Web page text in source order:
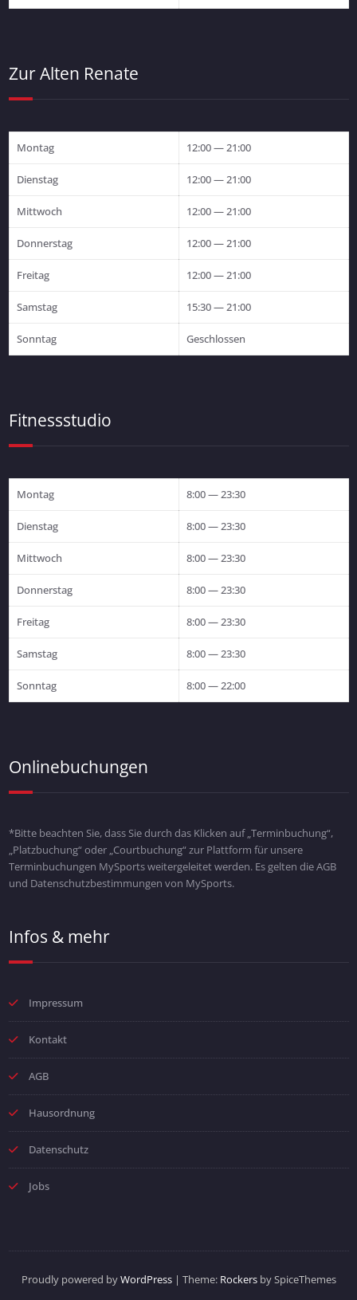
Zur Alten Renate
Montag 12:00 — 21:00
Dienstag 12:00 — 21:00
Mittwoch 12:00 — 21:00
Donnerstag 12:00 — 21:00
Freitag 12:00 — 21:00
Samstag 15:30 — 21:00
Sonntag Geschlossen
Fitnessstudio
Montag 8:00 — 23:30
Dienstag 8:00 — 23:30
Mittwoch 8:00 — 23:30
Donnerstag 8:00 — 23:30
Freitag 8:00 — 23:30
Samstag 8:00 — 23:30
Sonntag 8:00 — 22:00
Onlinebuchungen
*Bitte beachten Sie, dass Sie durch das Klicken auf „Terminbuchung“,
„Platzbuchung“ oder „Courtbuchung“ zur Plattform für unsere
Terminbuchungen MySports weitergeleitet werden. Es gelten die AGB
und Datenschutzbestimmungen von MySports.
Infos & mehr
Impressum
Kontakt
AGB
Hausordnung
Datenschutz
Jobs
Proudly powered byWordPress| Theme: Rockersby SpiceThemes